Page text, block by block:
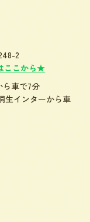
2
ここから★
ら車で7分
生インターから車